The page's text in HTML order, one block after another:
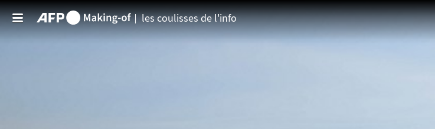
Aller au contenu principal
les coulisses de l'info